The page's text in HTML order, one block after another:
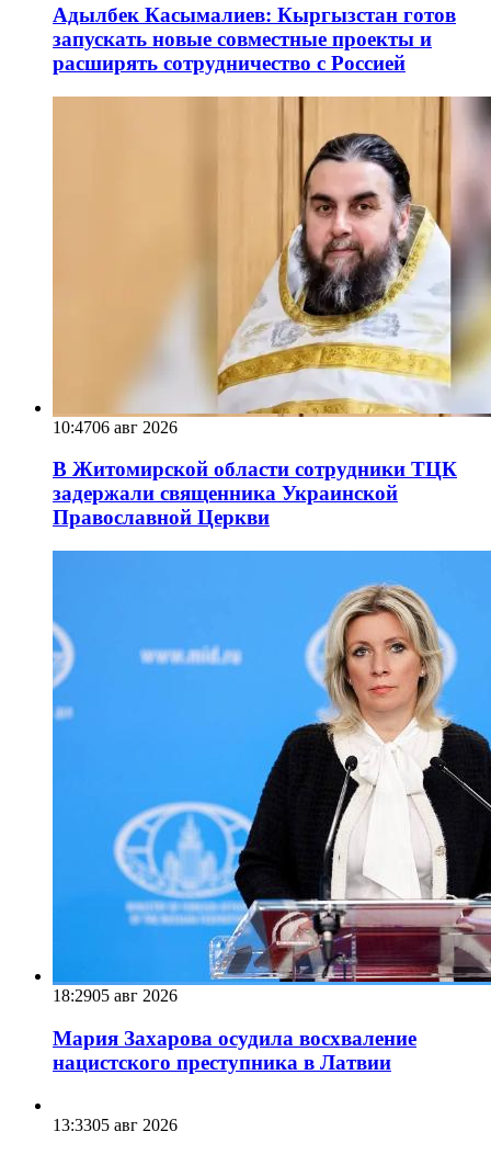
Адылбек Касымалиев: Кыргызстан готов
запускать новые совместные проекты и
расширять сотрудничество с Россией
10:4706 авг 2026
В Житомирской области сотрудники ТЦК
задержали священника Украинской
Православной Церкви
18:2905 авг 2026
Мария Захарова осудила восхваление
нацистского преступника в Латвии
13:3305 авг 2026